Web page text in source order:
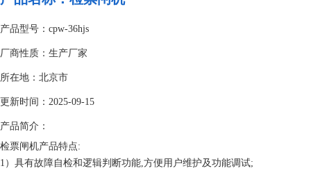
产品型号：cpw-36hjs
厂商性质：生产厂家
所在地：北京市
更新时间：2025-09-15
产品简介：
检票闸机产品特点:
1）具有故障自检和逻辑判断功能,方便用户维护及功能调试;